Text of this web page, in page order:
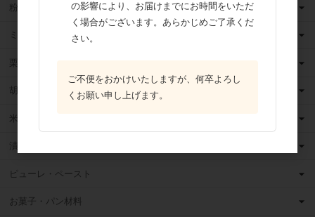
粉 乳
ミックス粉
栗・芋・かぼちゃ
胡麻
米粉
漬け込みフルーツ
ピューレ・ペースト
お菓子・パン材料
の影響により、お届けまでにお時間をいただ
く場合がございます。あらかじめご了承くだ
さい。
ご不便をおかけいたしますが、何卒よろし
くお願い申し上げます。